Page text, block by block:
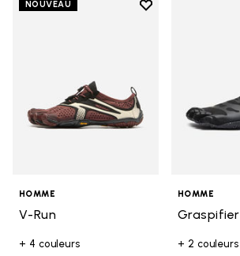
NOUVEAU
Add to wishlist
HOMME
V-Run
+ 4 couleurs
HOMME
Graspifier
+ 2 couleurs